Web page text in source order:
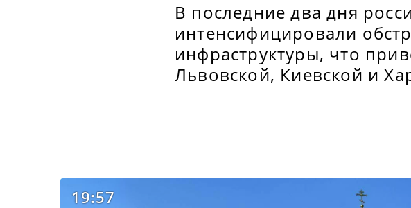
В последние два дня
интенсифицировали
инфраструктуры, что
Львовской, Киевской и
19:57